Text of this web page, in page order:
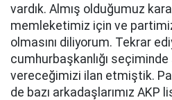
vardık. Almış olduğumuz
memleketimiz için ve
olmasını diliyorum. Tekrar
cumhurbaşkanlığı
vereceğimizi ilan etmiştik.
de bazı arkadaşlarımız